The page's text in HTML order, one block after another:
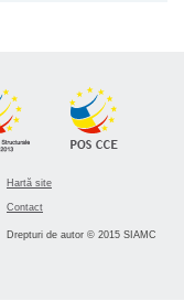
Hartă site
Contact
Drepturi de autor © 2015 SIAMC